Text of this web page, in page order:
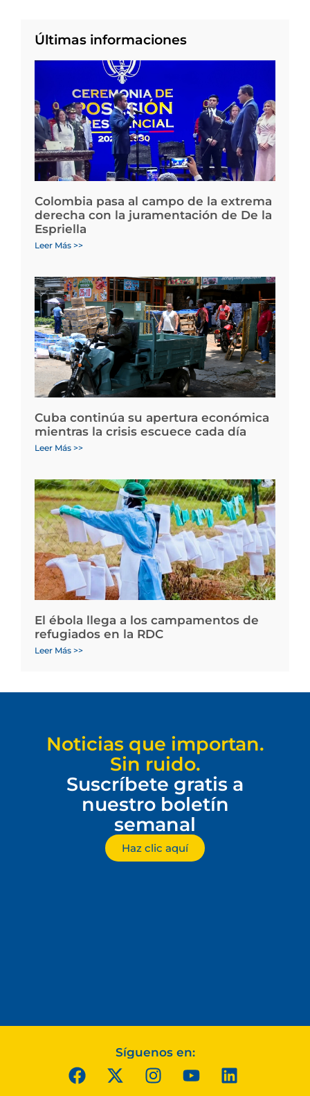
Últimas informaciones
Colombia pasa al campo de la extrema
derecha con la juramentación de De la
Espriella
Leer Más >>
Cuba continúa su apertura económica
mientras la crisis escuece cada día
Leer Más >>
El ébola llega a los campamentos de
refugiados en la RDC
Leer Más >>
Noticias que importan.
Sin ruido.
Suscríbete gratis a
nuestro boletín
semanal
Haz clic aquí
Síguenos en: